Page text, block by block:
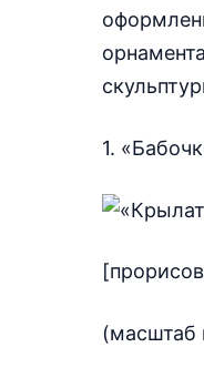
1.
(масштаб